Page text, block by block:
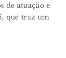
de atuação e
que traz um